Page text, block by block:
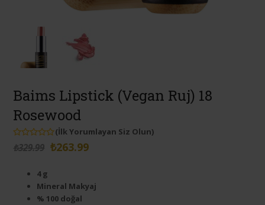
Baims Lipstick (Vegan Ruj) 18
Rosewood
5
üzerinden
(İlk Yorumlayan Siz Olun)
₺329.99 Orijinal
₺329.99.
₺263.99Şu
fiyat:
4 g
Mineral Makyaj
% 100 doğal